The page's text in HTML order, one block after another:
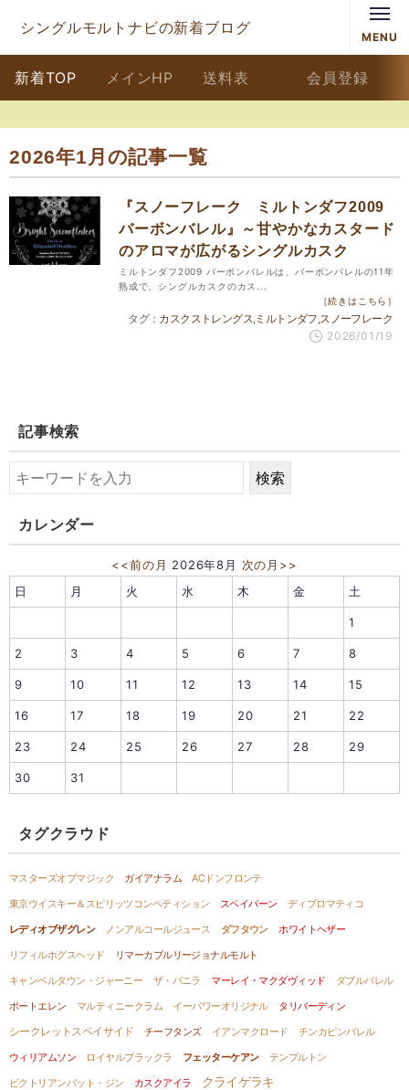
シングルモルトナビの新着ブログ
MENU
新着TOP メインHP 送料表 会員登録
2026年1月の記事一覧
『スノーフレーク ミルトンダフ2009
バーボンバレル』～甘やかなカスタード
のアロマが広がるシングルカスク
ミルトンダフ2009 バーボンバレルは、バーボンバレルの11年
熟成で、シングルカスクのカス...
［続きはこちら］
カスクストレングスミルトンダフ スノーフレーク
2026/01/19
記事検索
カレンダー
<<前の月 2026年8月 次の月>>
日
月 火 水 木 金 土
1
2 3 4 5 6 7 8
9 10 11 12 13 14 15
16 17 18 19 20 21 22
23 24 25 26 27 28 29
30 31
タグクラウド
マスターズオブマジック ガイアナラム
ACドンフロンテ
東京ウイスキー＆スピリッツコンペティション
スペイバーン
ディプロマティコ
レディオブザグレン
ノンアルコールジュース ダフタウン
ホワイトヘザー
リフィルホグスヘッド
リマーカブルリージョナルモルト
キャンベルタウン・ジャーニー
ザ・バニラ マーレイ・マクダヴィッド
ダブルバレル
ポートエレン
マルティニークラム イーパワーオリジナル タリバーディン
シークレットスペイサイド チーフタンズ イアンマクロード
チンカピンバレル
ウィリアムソン
ロイヤルブラックラ フェッターケアン
テンプルトン
ビクトリアンバット・ジン
カスクアイラ クライゲラキ